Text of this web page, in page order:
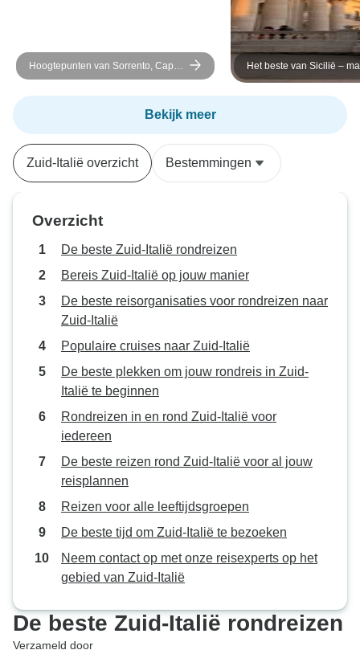
Hoogtepunten van Sorrento, Capri
& de Amalfikust - een privé-rondreis
Het beste van Sicilië –
gasten
Bekijk meer
Zuid-Italië overzicht Bestemmingen
Overzicht
De beste Zuid-Italië rondreizen
Bereis Zuid-Italië op jouw manier
De beste reisorganisaties voor rondreizen naar
Zuid-Italië
Populaire cruises naar Zuid-Italië
De beste plekken om jouw rondreis in Zuid-
Italië te beginnen
Rondreizen in en rond Zuid-Italië voor
iedereen
De beste reizen rond Zuid-Italië voor al jouw
reisplannen
Reizen voor alle leeftijdsgroepen
De beste tijd om Zuid-Italië te bezoeken
Neem contact op met onze reisexperts op het
gebied van Zuid-Italië
De beste Zuid-Italië rondreizen
Verzameld door